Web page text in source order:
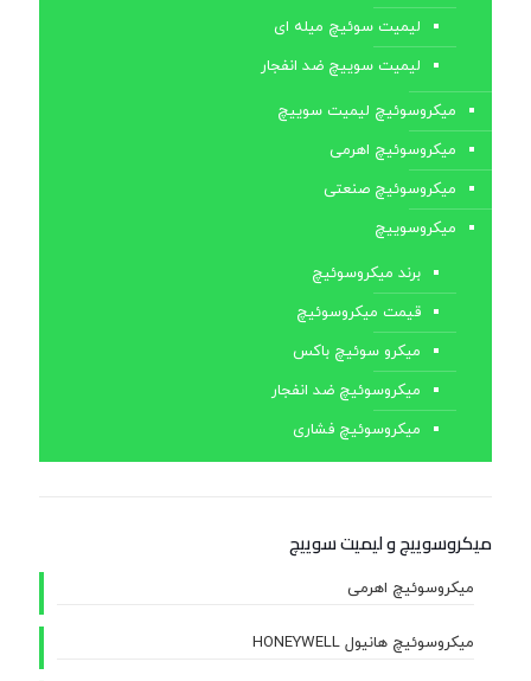
لیمیت سوئیچ میله ای
لیمیت سوییچ ضد انفجار
میکروسوئیچ لیمیت سوییچ
میکروسوئیچ اهرمی
میکروسوئیچ صنعتی
میکروسوییچ
برند میکروسوئیچ
قیمت میکروسوئیچ
میکرو سوئیچ باکس
میکروسوئیچ ضد انفجار
میکروسوئیچ فشاری
میکروسوییچ و لیمیت سوییچ
میکروسوئیچ اهرمی
میکروسوئیچ هانیول HONEYWELL